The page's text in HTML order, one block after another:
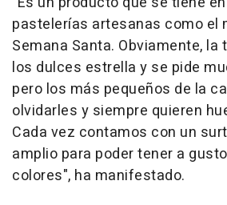
pastelerías artesanas como el
Semana Santa. Obviamente, la
los dulces estrella y se pide
pero los más pequeños de la
olvidarles y siempre quieren
Cada vez contamos con un
amplio para poder tener a
colores", ha manifestado.